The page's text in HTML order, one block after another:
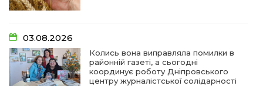
03.08.2026
Колись вона виправляла помилки в
районній газеті, а сьогодні
координує роботу Дніпровського
центру журналістської солідарності